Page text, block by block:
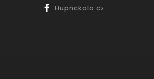
Hupnakolo.cz